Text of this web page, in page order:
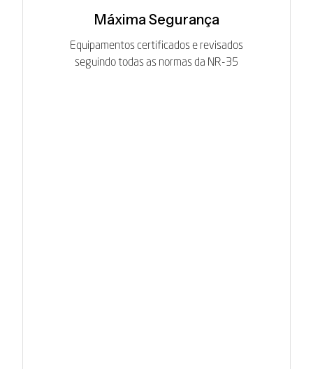
Máxima Segurança
Equipamentos certificados e revisados
seguindo todas as normas da NR-35